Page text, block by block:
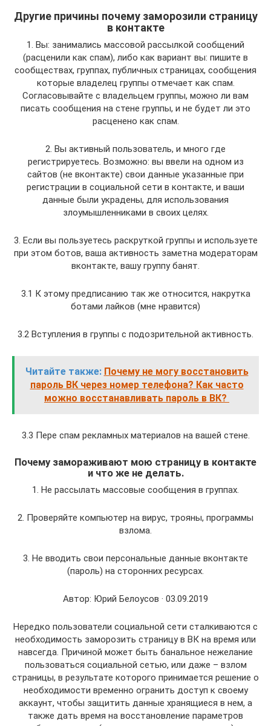
Другие причины почему заморозили страницу
в контакте
1. Вы: занимались массовой рассылкой сообщений
(расценили как спам), либо как вариант вы: пишите в
сообществах, группах, публичных страницах, сообщения
которые владелец группы отмечает как спам.
Согласовывайте с владельцем группы, можно ли вам
писать сообщения на стене группы, и не будет ли это
расценено как спам.
2. Вы активный пользователь, и много где
регистрируетесь. Возможно: вы ввели на одном из
сайтов (не вконтакте) свои данные указанные при
регистрации в социальной сети в контакте, и ваши
данные были украдены, для использования
злоумышленниками в своих целях.
3. Если вы пользуетесь раскруткой группы и используете
при этом ботов, ваша активность заметна модераторам
вконтакте, вашу группу банят.
3.1 К этому предписанию так же относится, накрутка
ботами лайков (мне нравится)
3.2 Вступления в группы с подозрительной активность.
Читайте также: Почему не могу восстановить
пароль ВК через номер телефона? Как часто
можно восстанавливать пароль в ВК?
3.3 Пере спам рекламных материалов на вашей стене.
Почему замораживают мою страницу в контакте
и что же не делать.
1. Не рассылать массовые сообщения в группах.
2. Проверяйте компьютер на вирус, трояны, программы
взлома.
3. Не вводить свои персональные данные вконтакте
(пароль) на сторонних ресурсах.
Автор: Юрий Белоусов · 03.09.2019
Нередко пользователи социальной сети сталкиваются с
необходимость заморозить страницу в ВК на время или
навсегда. Причиной может быть банальное нежелание
пользоваться социальной сетью, или даже – взлом
страницы, в результате которого принимается решение о
необходимости временно огранить доступ к своему
аккаунт, чтобы защитить данные хранящиеся в нем, а
также дать время на восстановление параметров